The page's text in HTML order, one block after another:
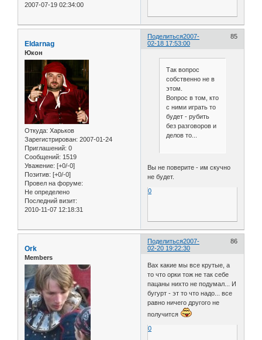
2007-07-19 02:34:00
Поделиться 85
2007-
02-18 17:53:00
Eldarnag
Юкон
Откуда: Харьков
Зарегистрирован: 2007-01-24
Приглашений: 0
Сообщений: 1519
Уважение: [+0/-0]
Позитив: [+0/-0]
Провел на форуме:
Не определено
Последний визит:
2010-11-07 12:18:31
Так вопрос
собственно не в
этом.
Вопрос в том, кто
с ними играть то
будет - рубить
без разговоров и
делов то...
Вы не поверите - им скучно
не будет.
0
Поделиться 86
2007-
02-20 19:22:30
Ork
Members
Вах какие мы все крутые, а
то что орки тож не так себе
пацаны нихто не подумал... И
бугурт - эт то что надо... все
равно ничего другого не
получится
0